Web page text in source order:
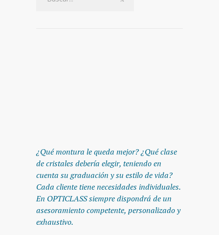
¿Qué montura le queda mejor? ¿Qué clase
de cristales debería elegir, teniendo en
cuenta su graduación y su estilo de vida?
Cada cliente tiene necesidades individuales.
En OPTICLASS siempre dispondrá de un
asesoramiento competente, personalizado y
exhaustivo.